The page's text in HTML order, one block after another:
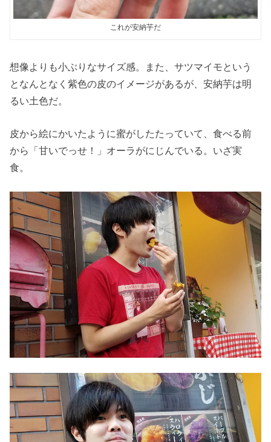
これが安納芋だ
想像よりも小ぶりなサイズ感。また、サツマイモという
となんとなく紫色の皮のイメージがあるが、安納芋は明
るい土色だ。
皮から絵にかいたように蜜がしたたっていて、食べる前
から「甘いでっせ！」オーラがにじんでいる。いざ実
食。